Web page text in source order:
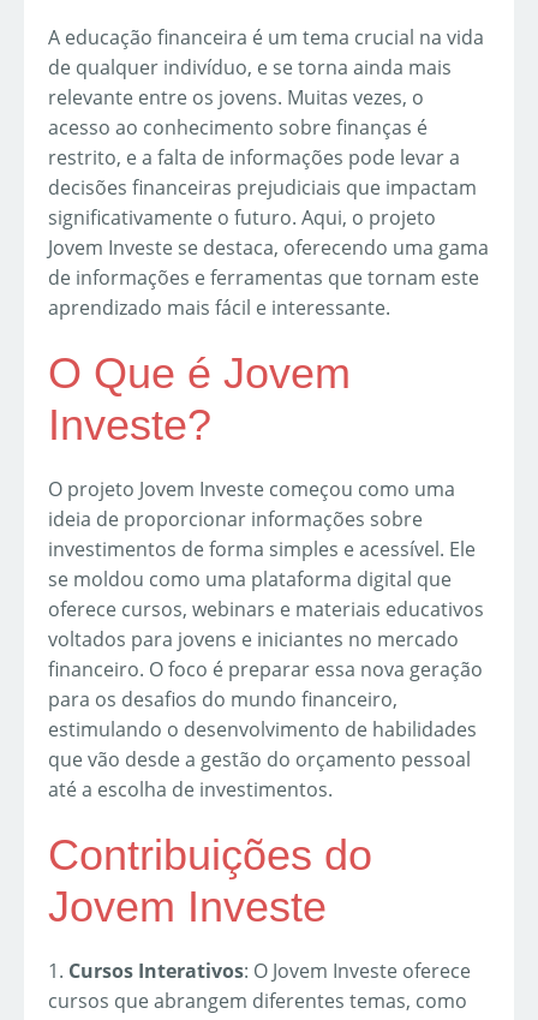
A educação financeira é um tema crucial na vida
de qualquer indivíduo, e se torna ainda mais
relevante entre os jovens. Muitas vezes, o
acesso ao conhecimento sobre finanças é
restrito, e a falta de informações pode levar a
decisões financeiras prejudiciais que impactam
significativamente o futuro. Aqui, o projeto
Jovem Investe se destaca, oferecendo uma gama
de informações e ferramentas que tornam este
aprendizado mais fácil e interessante.
O Que é Jovem
Investe?
O projeto Jovem Investe começou como uma
ideia de proporcionar informações sobre
investimentos de forma simples e acessível. Ele
se moldou como uma plataforma digital que
oferece cursos, webinars e materiais educativos
voltados para jovens e iniciantes no mercado
financeiro. O foco é preparar essa nova geração
para os desafios do mundo financeiro,
estimulando o desenvolvimento de habilidades
que vão desde a gestão do orçamento pessoal
até a escolha de investimentos.
Contribuições do
Jovem Investe
1. Cursos Interativos: O Jovem Investe oferece
cursos que abrangem diferentes temas, como